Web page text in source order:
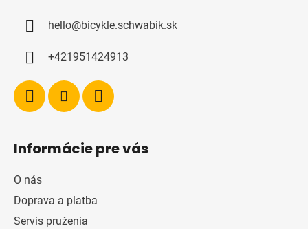
hello@bicykle.schwabik.sk
+421951424913
Informácie pre vás
O nás
Doprava a platba
Servis pruženia